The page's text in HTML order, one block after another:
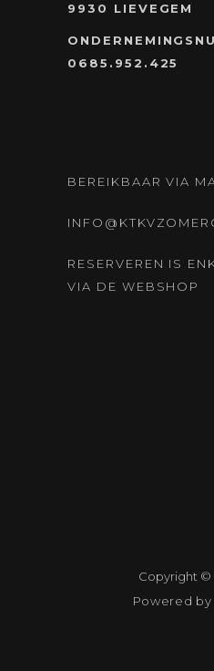
9930 LIEVEGEM
0685.952.425
BEREIKBAAR VIA
RESERVEREN IS
VIA DE WEBSHOP
Copyright ©
Powered by